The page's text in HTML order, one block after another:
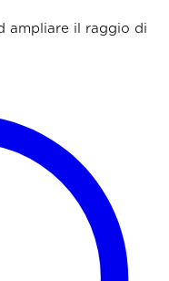
ampliare il raggio di